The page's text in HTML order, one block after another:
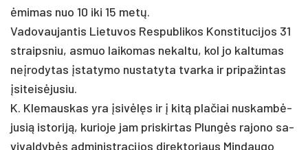
ėmi­mas nuo 10 iki 15 metų.
Va­do­vau­jan­tis Lie­tu­vos Res­pub­li­kos Kons­ti­tu­ci­jos 31
straips­niu, as­muo lai­ko­mas ne­kal­tu, kol jo kal­tu­mas
ne­įro­dy­tas įsta­ty­mo nu­sta­ty­ta tvar­ka ir pri­pa­žin­tas
įsi­teisė­ju­siu.
K. Kle­maus­kas yra įsivėlęs ir į kitą pla­čiai nu­skambė­
ju­sią is­to­riją, ku­rio­je jam pri­skir­tas Plungės ra­jo­no sa­
vi­val­dybės ad­mi­nist­ra­ci­jos di­rek­to­riaus Min­dau­go